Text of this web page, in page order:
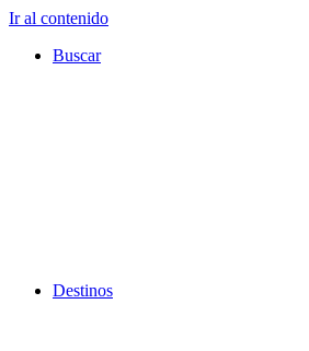
Ir al contenido
Buscar
Destinos